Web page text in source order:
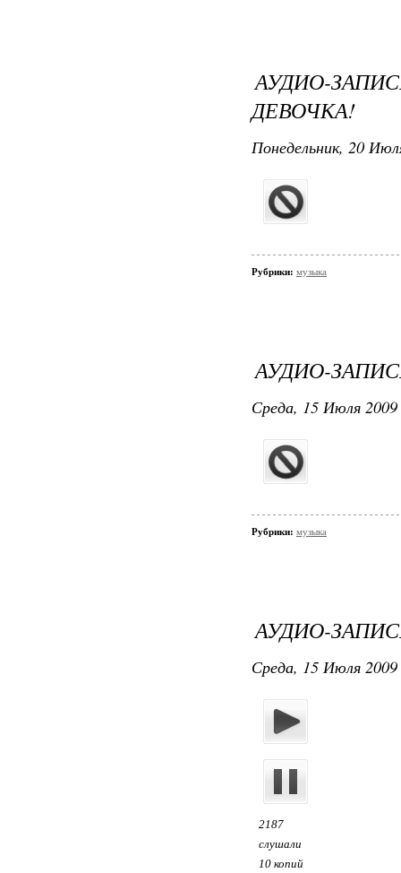
АУДИО-
ДЕВОЧКА!
Понедельник, 20
Рубрики: музыка
АУДИО-
Среда, 15 Июля
Рубрики: музыка
АУДИО-
Среда, 15 Июля
2187
слушали
10 копий